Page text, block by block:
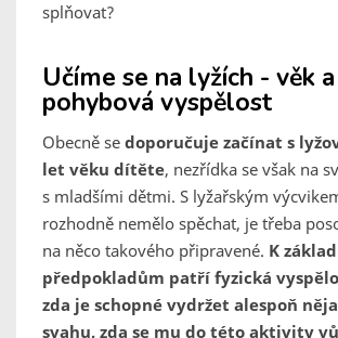
splňovat?
Učíme se na lyžích - věk a
pohybová vyspělost
Obecně se doporučuje začínat s
let věku dítěte, nezřídka se však na
s mladšími dětmi. S lyžařským
rozhodně nemělo spěchat, je třeba
na něco takového připravené. K
předpokladům patří fyzická
zda je schopné vydržet alespoň
svahu, zda se mu do této aktivity